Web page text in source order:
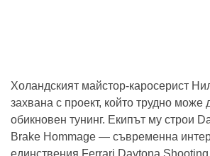
Холандският майстор-каросерист
захвана с проект, който трудно може
обикновен тунинг. Екипът му строи
Brake Hommage — съвременна